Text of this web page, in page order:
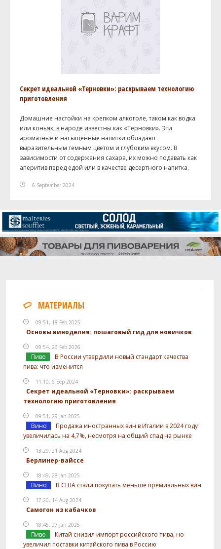
Секрет идеальной «Терновки»: раскрываем технологию
приготовления
Домашние настойки на крепком алкоголе, таком как водка
или коньяк, в народе известны как «Терновки». Эти
ароматные и насыщенные напитки обладают
выразительным темным цветом и глубоким вкусом. В
зависимости от содержания сахара, их можно подавать как
аперитив перед едой или в качестве десертного напитка.
6 September 2024
МАТЕРИАЛЫ
09:51, 18 Feb 2025
Основы виноделия: пошаговый гид для новичков
09:54, 26 Feb 2026
Пиво
В России утвердили новый стандарт качества
пива: что изменится
11:10, 6 Sep 2024
Секрет идеальной «Терновки»: раскрываем
технологию приготовления
09:51, 29 Jan 2025
Вино
Продажа иностранных вин в Италии в 2024 году
увеличилась на 4,7%, несмотря на общий спад на рынке
13:29, 21 Aug 2024
Берлинер-вайссе
18:49, 28 Jan 2025
Вино В США стали покупать меньше премиальных вин
17:20, 14 Aug 2024
Самогон из кабачков
18:45, 27 Jan 2025
Пиво
Китай снизил импорт российского пива, но
увеличил поставки китайского пива в Россию